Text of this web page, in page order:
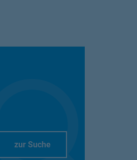
zur Suche